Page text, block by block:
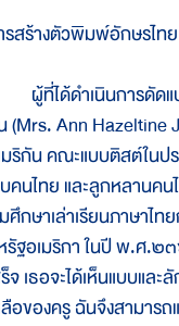
รสร้างตัวพิมพ์อักษรไทย
ผู้ที่ได้ดำเนินการดัดแป
(Mrs. Ann Hazeltine
ริกัน คณะแบบติสต์ในป
นไทย และลูกหลานคน
มศึกษาเล่าเรียนภาษาไ
รัฐอเมริกา ในปี พ.ศ.๒
จ เธอจะได้เห็นแบบแล
ลือของครู ฉันจึงสามา